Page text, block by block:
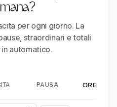
per ogni giorno. La
straordinari e totali
automatico.
PAUSA ORE